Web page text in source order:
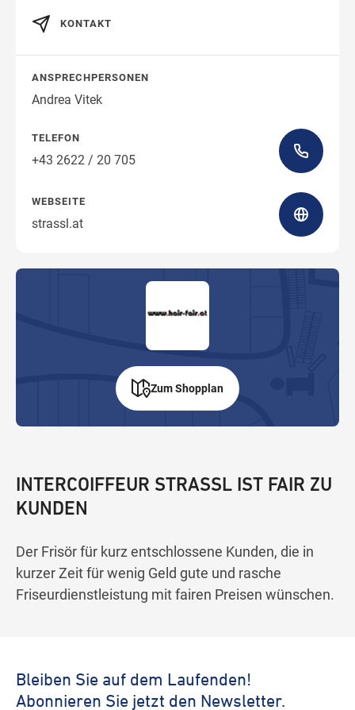
Wegbeschreibung
INTERCOIFFEUR STRASSL IST FAIR ZU
KUNDEN
Der Frisör für kurz entschlossene Kunden, die in
kurzer Zeit für wenig Geld gute und rasche
Friseurdienstleistung mit fairen Preisen wünschen.
KONTAKT
ANSPRECHPERSONEN
Andrea Vitek
TELEFON
+43 2622 / 20 705
WEBSEITE
strassl.at
Zum Shopplan